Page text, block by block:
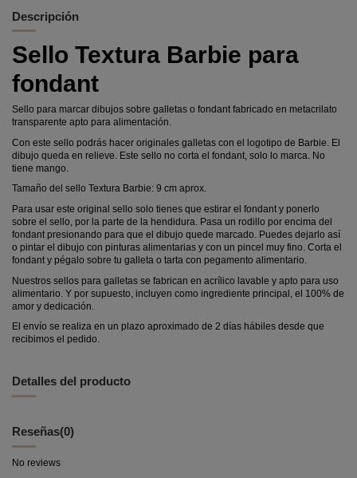
Descripción
Sello Textura Barbie para
fondant
Sello para marcar dibujos sobre galletas o fondant fabricado en metacrilato
transparente apto para alimentación.
Con este sello podrás hacer originales galletas con el logotipo de Barbie. El
dibujo queda en relieve. Este sello no corta el fondant, solo lo marca. No
tiene mango.
Tamaño del sello Textura Barbie: 9 cm aprox.
Para usar este original sello solo tienes que estirar el fondant y ponerlo
sobre el sello, por la parte de la hendidura. Pasa un rodillo por encima del
fondant presionando para que el dibujo quede marcado. Puedes dejarlo así
o pintar el dibujo con pinturas alimentarias y con un pincel muy fino. Corta el
fondant y pégalo sobre tu galleta o tarta con pegamento alimentario.
Nuestros sellos para galletas se fabrican en acrílico lavable y apto para uso
alimentario. Y por supuesto, incluyen como ingrediente principal, el 100% de
amor y dedicación.
El envío se realiza en un plazo aproximado de 2 días hábiles desde que
recibimos el pedido.
Detalles del producto
Reseñas(0)
No reviews